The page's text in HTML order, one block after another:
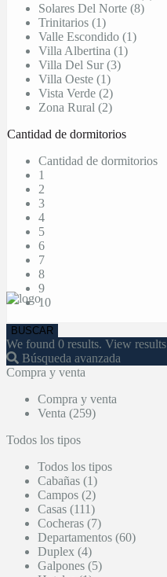
Solares Del Norte (8)
Trinitarios (1)
Valle Escondido (1)
Villa Albertina (1)
Villa Del Sur (3)
Villa Oeste (1)
Vista Verde (2)
Zona Rural (2)
Cantidad de dormitorios
Cantidad de dormitorios
1
2
3
4
5
6
7
8
9
10
We found 0 results. View results
Búsqueda avanzada
Compra y venta
Compra y venta
Venta (259)
Todos los tipos
Todos los tipos
Cabañas (1)
Campos (2)
Casas (111)
Cocheras (7)
Departamentos (60)
Duplex (4)
Galpones (5)